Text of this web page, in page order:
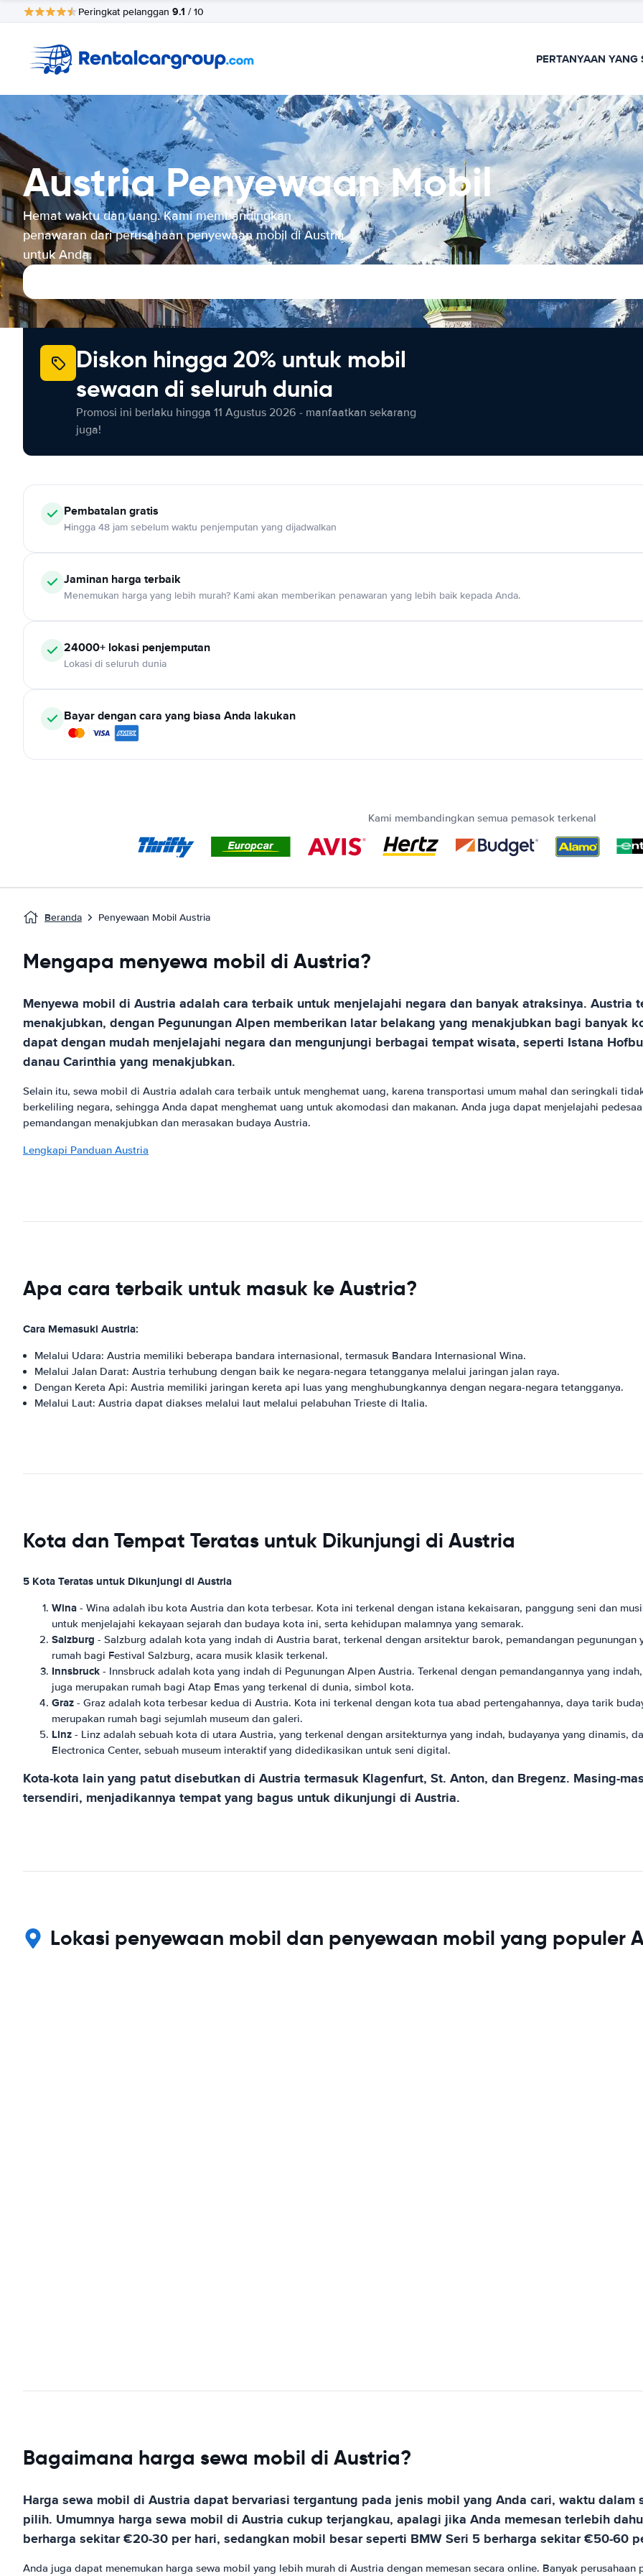
Peringkat pelanggan 9.1 / 10
PERTANYAAN
Austria Penyewaan Mobil
Hemat waktu dan uang. Kami membandingkan
penawaran dari perusahaan penyewaan mobil di Austria
untuk Anda.
Diskon hingga 20% untuk mobil
sewaan di seluruh dunia
Promosi ini berlaku hingga 11 Agustus 2026 - manfaatkan sekarang
juga!
Pembatalan gratis
Hingga 48 jam sebelum waktu penjemputan yang dijadwalkan
Jaminan harga terbaik
Menemukan harga yang lebih murah? Kami akan memberikan penawaran yang lebih baik kepada Anda.
24000+ lokasi penjemputan
Lokasi di seluruh dunia
Bayar dengan cara yang biasa Anda lakukan
Kami membandingkan semua pemasok terkenal
Beranda Penyewaan Mobil Austria
Mengapa menyewa mobil di Austria?
Menyewa mobil di Austria adalah cara terbaik untuk menjelajahi negara dan banyak atraksinya. Austria
menakjubkan, dengan Pegunungan Alpen memberikan latar belakang yang menakjubkan bagi banyak
dapat dengan mudah menjelajahi negara dan mengunjungi berbagai tempat wisata, seperti Istana
danau Carinthia yang menakjubkan.
Selain itu, sewa mobil di Austria adalah cara terbaik untuk menghemat uang, karena transportasi umum mahal dan seringkali
berkeliling negara, sehingga Anda dapat menghemat uang untuk akomodasi dan makanan. Anda juga dapat menjelajahi
pemandangan menakjubkan dan merasakan budaya Austria.
Lengkapi Panduan Austria
Apa cara terbaik untuk masuk ke Austria?
Cara Memasuki Austria:
Melalui Udara: Austria memiliki beberapa bandara internasional, termasuk Bandara Internasional Wina.
Melalui Jalan Darat: Austria terhubung dengan baik ke negara-negara tetangganya melalui jaringan jalan raya.
Dengan Kereta Api: Austria memiliki jaringan kereta api luas yang menghubungkannya dengan negara-negara tetangganya.
Melalui Laut: Austria dapat diakses melalui laut melalui pelabuhan Trieste di Italia.
Kota dan Tempat Teratas untuk Dikunjungi di Austria
5 Kota Teratas untuk Dikunjungi di Austria
Wina - Wina adalah ibu kota Austria dan kota terbesar. Kota ini terkenal dengan istana kekaisaran, panggung seni dan
untuk menjelajahi kekayaan sejarah dan budaya kota ini, serta kehidupan malamnya yang semarak.
Salzburg - Salzburg adalah kota yang indah di Austria barat, terkenal dengan arsitektur barok, pemandangan pegunungan
rumah bagi Festival Salzburg, acara musik klasik terkenal.
Innsbruck - Innsbruck adalah kota yang indah di Pegunungan Alpen Austria. Terkenal dengan pemandangannya yang
juga merupakan rumah bagi Atap Emas yang terkenal di dunia, simbol kota.
Graz - Graz adalah kota terbesar kedua di Austria. Kota ini terkenal dengan kota tua abad pertengahannya, daya tarik
merupakan rumah bagi sejumlah museum dan galeri.
Linz - Linz adalah sebuah kota di utara Austria, yang terkenal dengan arsitekturnya yang indah, budayanya yang dinamis,
Electronica Center, sebuah museum interaktif yang didedikasikan untuk seni digital.
Kota-kota lain yang patut disebutkan di Austria termasuk Klagenfurt, St. Anton, dan Bregenz. Masing-
tersendiri, menjadikannya tempat yang bagus untuk dikunjungi di Austria.
Lokasi penyewaan mobil dan penyewaan mobil yang populer
Bagaimana harga sewa mobil di Austria?
Harga sewa mobil di Austria dapat bervariasi tergantung pada jenis mobil yang Anda cari, waktu dalam
pilih. Umumnya harga sewa mobil di Austria cukup terjangkau, apalagi jika Anda memesan terlebih
berharga sekitar €20-30 per hari, sedangkan mobil besar seperti BMW Seri 5 berharga sekitar €50-60
Anda juga dapat menemukan harga sewa mobil yang lebih murah di Austria dengan memesan secara online. Banyak